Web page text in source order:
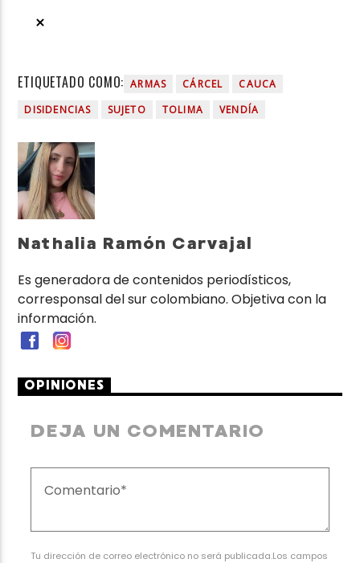
ETIQUETADO COMO: ARMAS CÁRCEL
CAUCA
DISIDENCIAS
SUJETO TOLIMA VENDÍA
Nathalia Ramón Carvajal
Es generadora de contenidos periodísticos,
corresponsal del sur colombiano. Objetiva con la
información.
OPINIONES
DEJA UN COMENTARIO
Tu dirección de correo electrónico no será publicada.Los campos